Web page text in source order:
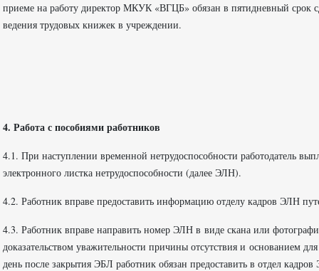
приеме на работу директор МКУК «ВГЦБ» обязан в пятидневный срок
ведения трудовых книжек в учреждении.
4. Работа с пособиями работников
4.1. При наступлении временной нетрудоспособности работодатель
электронного листка нетрудоспособности (далее ЭЛН).
4.2. Работник вправе предоставить информацию отделу кадров ЭЛН
4.3. Работник вправе направить номер ЭЛН в виде скана или
доказательством уважительности причины отсутствия и основанием
день после закрытия ЭБЛ работник обязан предоставить в отдел